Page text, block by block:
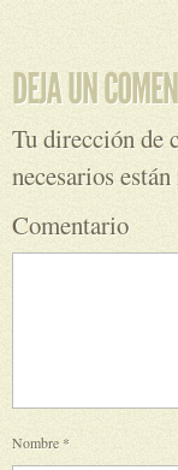
Tu dirección de
necesarios
Comentario
Nombre*